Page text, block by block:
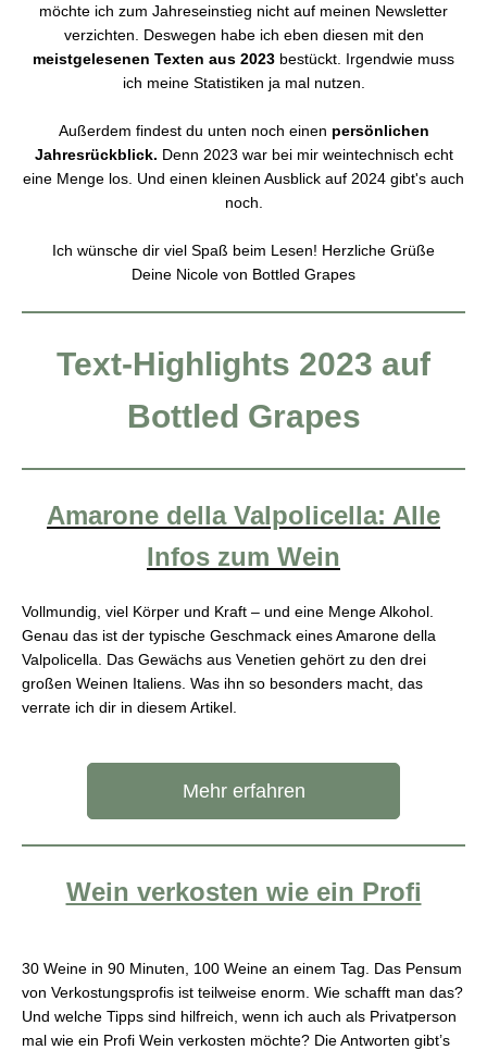
möchte ich zum Jahreseinstieg nicht auf meinen Newsletter
verzichten. Deswegen habe ich eben diesen mit den
meistgelesenen Texten aus 2023 bestückt. Irgendwie muss
ich meine Statistiken ja mal nutzen.
Außerdem findest du unten noch einen persönlichen
Jahresrückblick. Denn 2023 war bei mir weintechnisch echt
eine Menge los. Und einen kleinen Ausblick auf 2024 gibt's auch
noch.
Ich wünsche dir viel Spaß beim Lesen! Herzliche Grüße
Deine Nicole von Bottled Grapes
Text-Highlights 2023 auf
Bottled Grapes
Amarone della Valpolicella: Alle
Infos zum Wein
Vollmundig, viel Körper und Kraft – und eine Menge Alkohol.
Genau das ist der typische Geschmack eines Amarone della
Valpolicella. Das Gewächs aus Venetien gehört zu den drei
großen Weinen Italiens. Was ihn so besonders macht, das
verrate ich dir in diesem Artikel.
Mehr erfahren
Wein verkosten wie ein Profi
30 Weine in 90 Minuten, 100 Weine an einem Tag. Das Pensum
von Verkostungsprofis ist teilweise enorm. Wie schafft man das?
Und welche Tipps sind hilfreich, wenn ich auch als Privatperson
mal wie ein Profi Wein verkosten möchte? Die Antworten gibt’s